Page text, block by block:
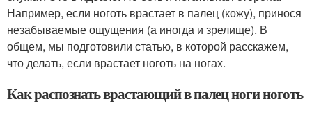
Например, если ноготь врастает в палец (кожу), принося
незабываемые ощущения (а иногда и зрелище). В
общем, мы подготовили статью, в которой расскажем,
что делать, если врастает ноготь на ногах.
Как распознать врастающий в палец ноги ноготь